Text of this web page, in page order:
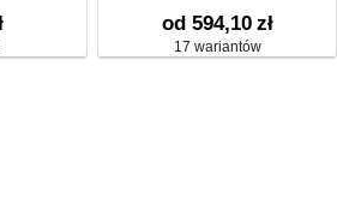
od 594,10 zł
17 wariantów